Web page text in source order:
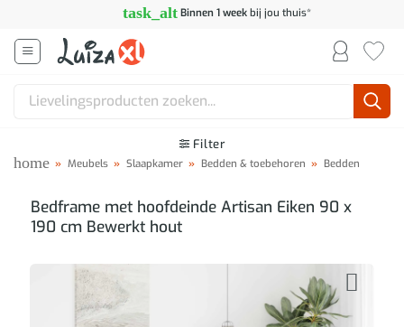
inhoud
task_alt Binnen 1 weekbij jou thuis*
Zoeken
Filter
home » Meubels » Slaapkamer » Bedden & toebehoren » Bedden
Bedframe met hoofdeinde Artisan Eiken 90 x
190 cm Bewerkt hout